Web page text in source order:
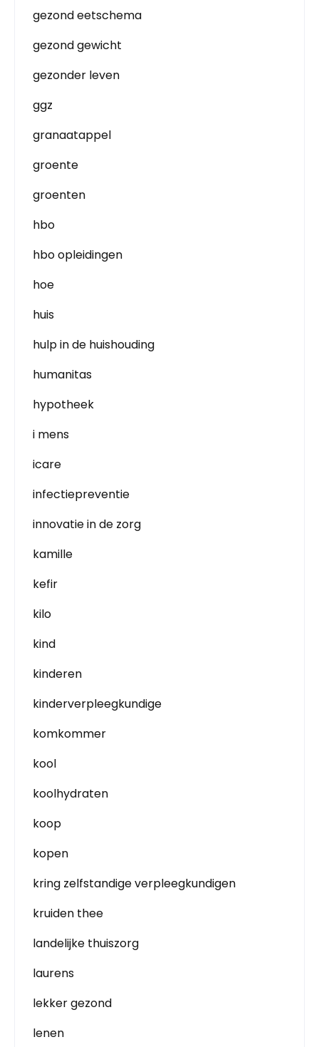
gezond eetschema
gezond gewicht
gezonder leven
ggz
granaatappel
groente
groenten
hbo
hbo opleidingen
hoe
huis
hulp in de huishouding
humanitas
hypotheek
i mens
icare
infectiepreventie
innovatie in de zorg
kamille
kefir
kilo
kind
kinderen
kinderverpleegkundige
komkommer
kool
koolhydraten
koop
kopen
kring zelfstandige verpleegkundigen
kruiden thee
landelijke thuiszorg
laurens
lekker gezond
lenen